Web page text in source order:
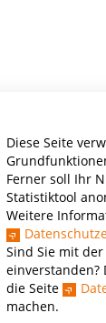
Diese Seite
Ferner soll Ihr
Statistiktool
Weitere
Sind Sie mit
einverstanden?
die Seite
machen.
Informatik
THWS